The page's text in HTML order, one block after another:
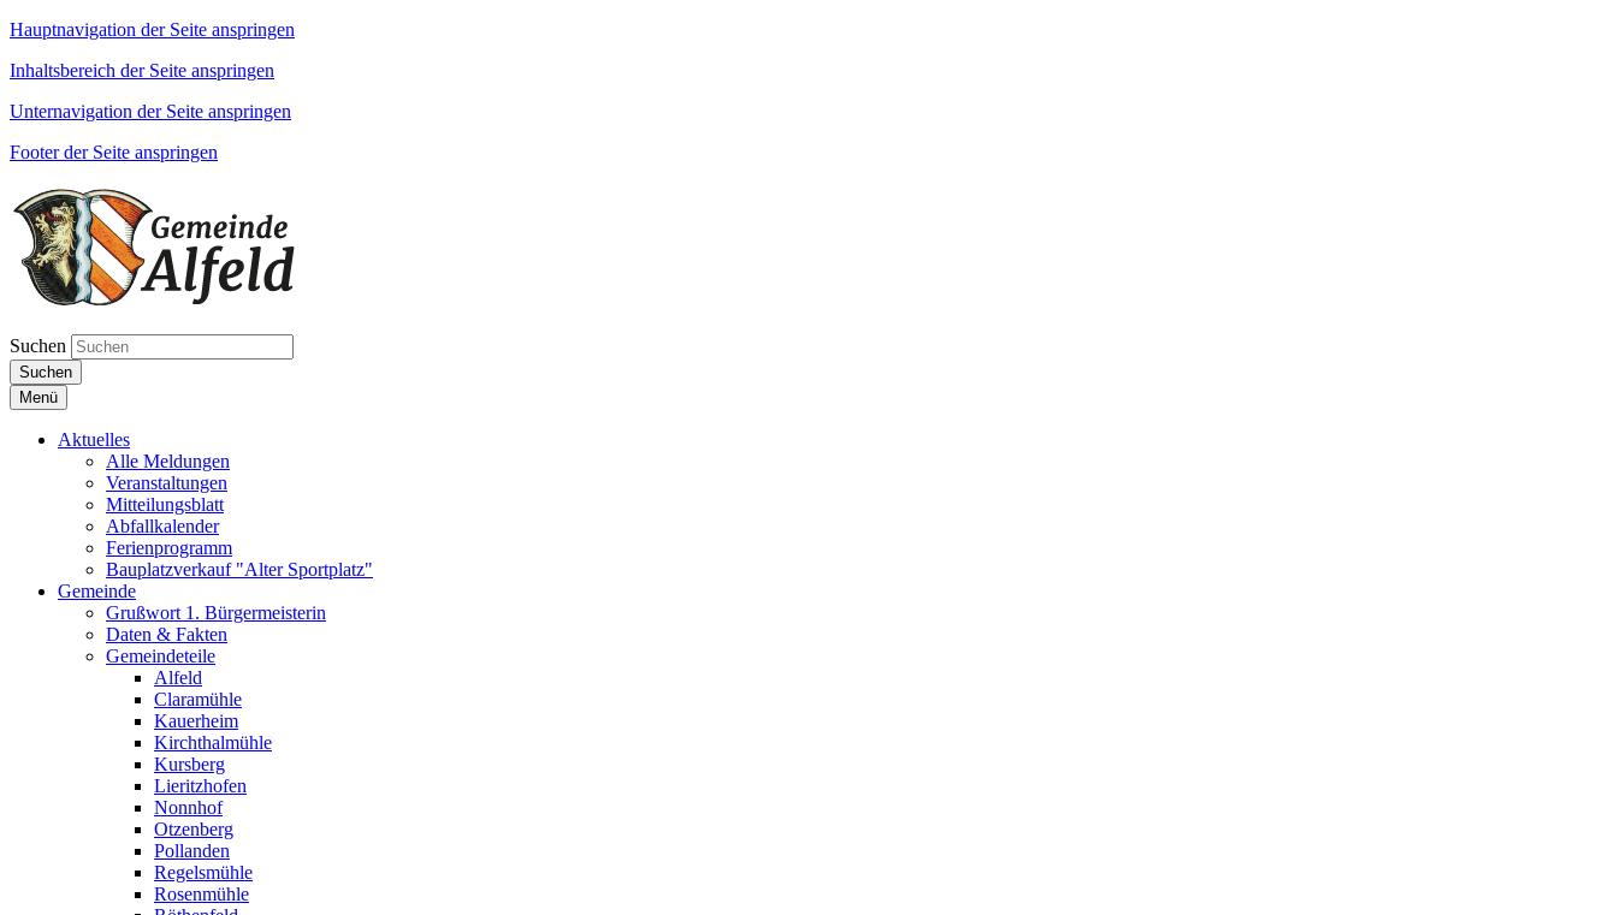
Hauptnavigation der Seite anspringen
Inhaltsbereich der Seite anspringen
Unternavigation der Seite anspringen
Footer der Seite anspringen
Suchen
Suchen
Menü
Aktuelles
Alle Meldungen
Veranstaltungen
Mitteilungsblatt
Abfallkalender
Ferienprogramm
Bauplatzverkauf "Alter Sportplatz"
Gemeinde
Grußwort 1. Bürgermeisterin
Daten & Fakten
Gemeindeteile
Alfeld
Claramühle
Kauerheim
Kirchthalmühle
Kursberg
Lieritzhofen
Nonnhof
Otzenberg
Pollanden
Regelsmühle
Rosenmühle